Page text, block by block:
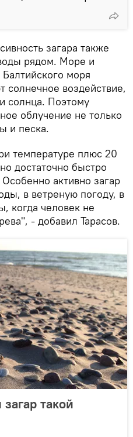
загара также
рядом. Море и
моря
солнечное воздействие,
солнца. Поэтому
облучение не только
и песка.
температуре плюс 20
достаточно быстро
активно загар
в ветреную погоду, в
когда человек не
- добавил Тарасов.
такой